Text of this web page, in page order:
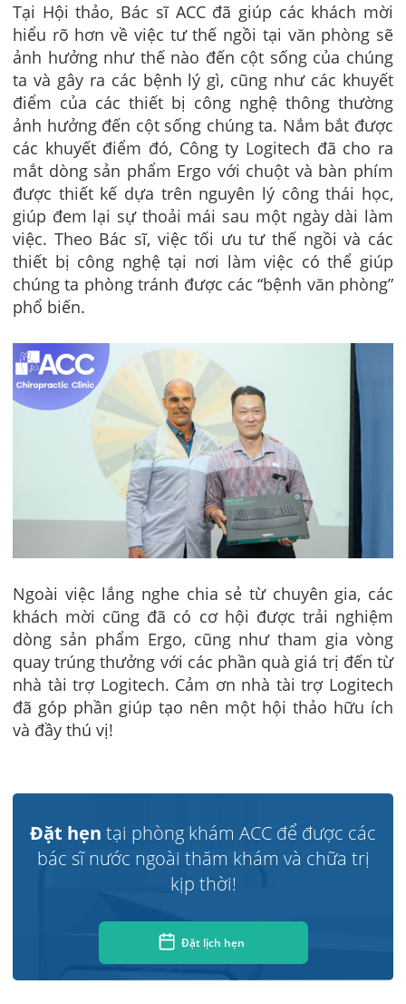
Tại Hội thảo, Bác sĩ ACC đã giúp các khách mời
hiểu rõ hơn về việc tư thế ngồi tại văn phòng sẽ
ảnh hưởng như thế nào đến cột sống của chúng
ta và gây ra các bệnh lý gì, cũng như các khuyết
điểm của các thiết bị công nghệ thông thường
ảnh hưởng đến cột sống chúng ta. Nắm bắt được
các khuyết điểm đó, Công ty Logitech đã cho ra
mắt dòng sản phẩm Ergo với chuột và bàn phím
được thiết kế dựa trên nguyên lý công thái học,
giúp đem lại sự thoải mái sau một ngày dài làm
việc. Theo Bác sĩ, việc tối ưu tư thế ngồi và các
thiết bị công nghệ tại nơi làm việc có thể giúp
chúng ta phòng tránh được các “bệnh văn phòng”
phổ biến.
Ngoài việc lắng nghe chia sẻ từ chuyên gia, các
khách mời cũng đã có cơ hội được trải nghiệm
dòng sản phẩm Ergo, cũng như tham gia vòng
quay trúng thưởng với các phần quà giá trị đến từ
nhà tài trợ Logitech. Cảm ơn nhà tài trợ Logitech
đã góp phần giúp tạo nên một hội thảo hữu ích
và đầy thú vị!
Đặt hẹn tại phòng khám ACC để được các
bác sĩ nước ngoài thăm khám và chữa trị
kịp thời!
Đặt lịch hẹn